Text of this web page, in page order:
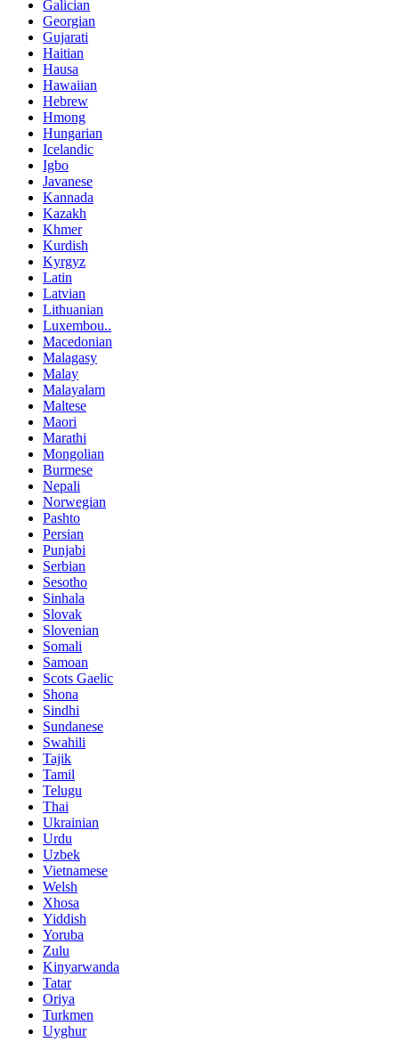
Galician
Georgian
Gujarati
Haitian
Hausa
Hawaiian
Hebrew
Hmong
Hungarian
Icelandic
Igbo
Javanese
Kannada
Kazakh
Khmer
Kurdish
Kyrgyz
Latin
Latvian
Lithuanian
Luxembou..
Macedonian
Malagasy
Malay
Malayalam
Maltese
Maori
Marathi
Mongolian
Burmese
Nepali
Norwegian
Pashto
Persian
Punjabi
Serbian
Sesotho
Sinhala
Slovak
Slovenian
Somali
Samoan
Scots Gaelic
Shona
Sindhi
Sundanese
Swahili
Tajik
Tamil
Telugu
Thai
Ukrainian
Urdu
Uzbek
Vietnamese
Welsh
Xhosa
Yiddish
Yoruba
Zulu
Kinyarwanda
Tatar
Oriya
Turkmen
Uyghur